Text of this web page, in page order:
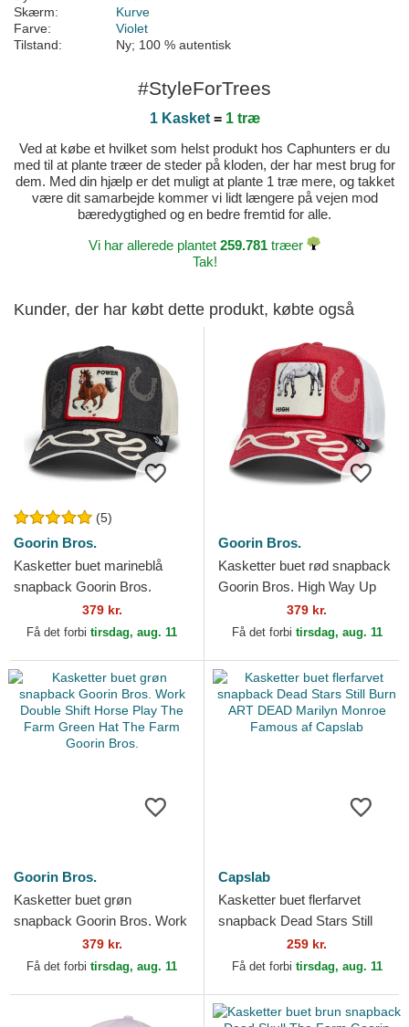
Skærm:
Kurve
Farve:
Violet
Tilstand:
Ny; 100 % autentisk
#StyleForTrees
1 Kasket= 1 træ
Ved at købe et hvilket som helst produkt hos Caphunters er du
med til at plante træer de steder på kloden, der har mest brug for
dem. Med din hjælp er det muligt at plante 1 træ mere, og takket
være dit samarbejde kommer vi lidt længere på vejen mod
bæredygtighed og en bedre fremtid for alle.
Vi har allerede plantet 259.781 træer
Tak!
Kunder, der har købt dette produkt, købte også
(5)
Goorin Bros.
Kasketter buet marineblå
snapback Goorin Bros.
Power Full Throttle Horse
Play The Farm Navy Blue...
379 kr.
Få det forbi tirsdag, aug. 11
Goorin Bros.
Kasketter buet rød snapback
Goorin Bros. High Way Up
Horse Play The Farm Red
Hat The Farm Goorin...
379 kr.
Få det forbi tirsdag, aug. 11
Goorin Bros.
Kasketter buet grøn
snapback Goorin Bros. Work
Double Shift Horse Play The
Farm Green Hat The...
379 kr.
Få det forbi tirsdag, aug. 11
Capslab
Kasketter buet flerfarvet
snapback Dead Stars Still
Burn ART DEAD Marilyn
Monroe Famous af Capslab
259 kr.
Få det forbi tirsdag, aug. 11